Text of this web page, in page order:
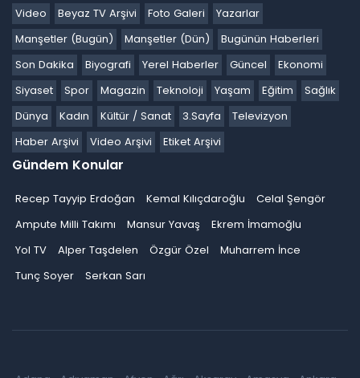
Video Beyaz TV Arşivi Foto Galeri
Yazarlar
Manşetler (Bugün)
Manşetler (Dün)
Bugünün Haberleri
Son Dakika
Biyografi Yerel Haberler Güncel
Ekonomi
Siyaset
Spor Magazin Teknoloji Yaşam Eğitim
Sağlık
Dünya
Kadın Kültür / Sanat 3.Sayfa
Televizyon
Haber Arşivi
Video Arşivi Etiket Arşivi
Gündem Konular
Recep Tayyip Erdoğan Kemal Kılıçdaroğlu
Celal Şengör
Ampute Milli Takımı
Mansur Yavaş
Ekrem İmamoğlu
Yol TV
Alper Taşdelen Özgür Özel
Muharrem İnce
Tunç Soyer
Serkan Sarı